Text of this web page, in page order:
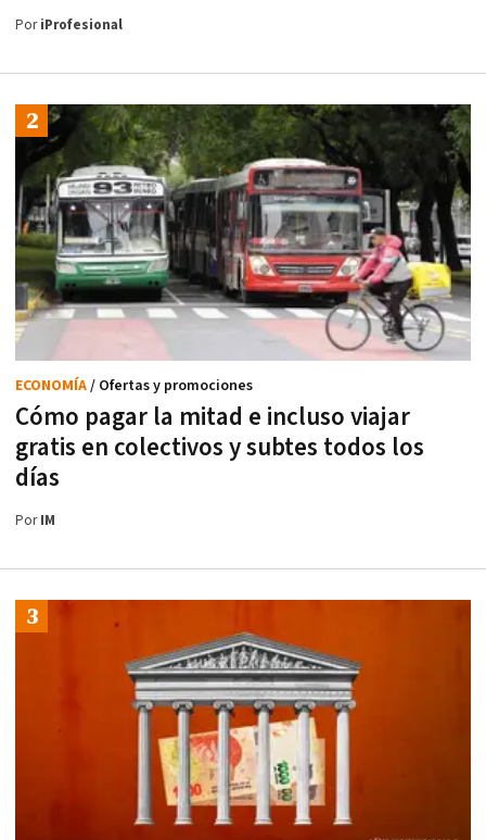
PoriProfesional
Cómo pagar la mitad e incluso viajar
gratis en colectivos y subtes todos los
días
ECONOMÍA/ Ofertas y promociones
PorIM